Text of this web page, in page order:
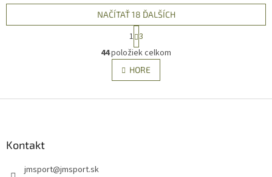
O
v
l
á
NAČÍTAŤ 18 ĎALŠÍCH
t
r
á
n
k
v
1 3
44položiek celkom
HORE
Kontakt
jmsport@jmsport.sk